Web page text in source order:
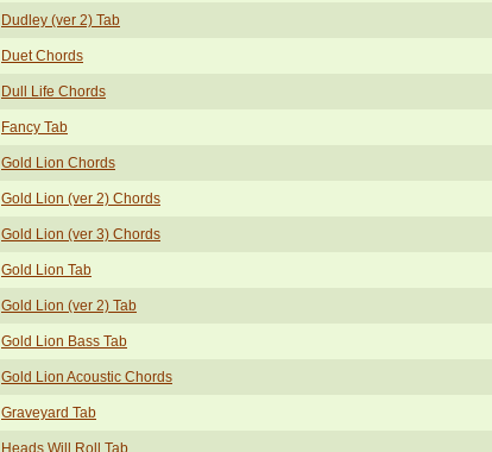
Dudley (ver 2) Tab
Duet Chords
Dull Life Chords
Fancy Tab
Gold Lion Chords
Gold Lion (ver 2) Chords
Gold Lion (ver 3) Chords
Gold Lion Tab
Gold Lion (ver 2) Tab
Gold Lion Bass Tab
Gold Lion Acoustic Chords
Graveyard Tab
Heads Will Roll Tab